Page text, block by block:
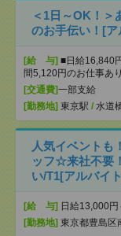
＜1日～OK！＞
のお手伝い！[ア
[給 与] ■日給
間5,120円のお仕事あ
[交通費]一部支給
[勤務地] 東京駅 / 水道
人気イベントも
ッフ☆来社不要
い/T1[アルバイ
[給 与] 日給13,000円
[勤務地] 東京都豊島区